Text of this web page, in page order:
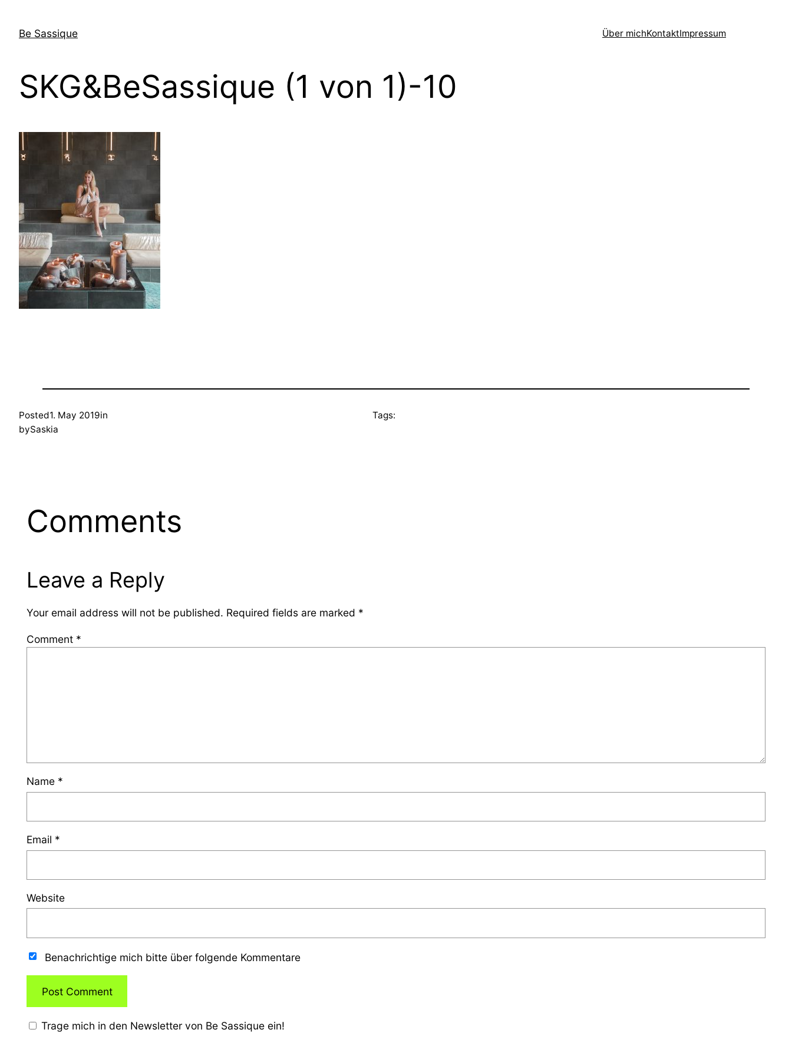
contentBe Sassique Über michKontaktImpressum
SKG&BeSassique (1 von 1)-10
Posted1. May 2019in
bySaskia
Tags:
Comments
Leave a Reply
Your email address will not be published. Required fields are marked *
Comment *
Name *
Email *
Website
Benachrichtige mich bitte über folgende Kommentare
Trage mich in den Newsletter von Be Sassique ein!